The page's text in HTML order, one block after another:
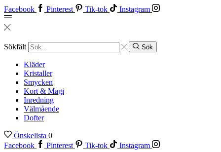
Facebook Pinterest Tik-tok Instagram
Sökfält Sök
Kläder
Kristaller
Smycken
Kort & Magi
Inredning
Välmående
Dofter
Önskelista 0
Facebook
Pinterest Tik-tok Instagram